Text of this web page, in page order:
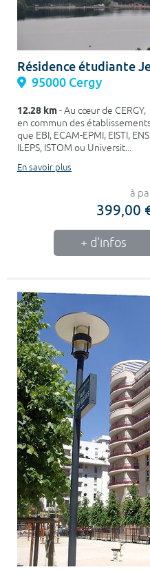
Résidence étudiante
95000 Cergy
12.28 km- Au cœur de
en commun des
que EBI, ECAM-EPMI, EISTI,
ILEPS, ISTOM ou Universit...
En savoir plus
à
399,00
+ d'infos